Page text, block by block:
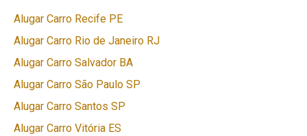
Alugar Carro Recife PE
Alugar Carro Rio de Janeiro RJ
Alugar Carro Salvador BA
Alugar Carro São Paulo SP
Alugar Carro Santos SP
Alugar Carro Vitória ES